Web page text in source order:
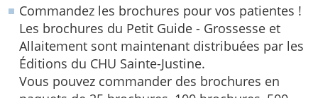
Commandez les brochures pour vos patientes !
Les brochures du Petit Guide - Grossesse et
Allaitement sont maintenant distribuées par les
Éditions du CHU Sainte-Justine.
Vous pouvez commander des brochures en